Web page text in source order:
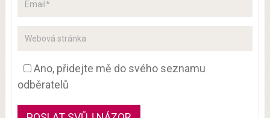
Ano, přidejte mě do svého seznamu
odběratelů